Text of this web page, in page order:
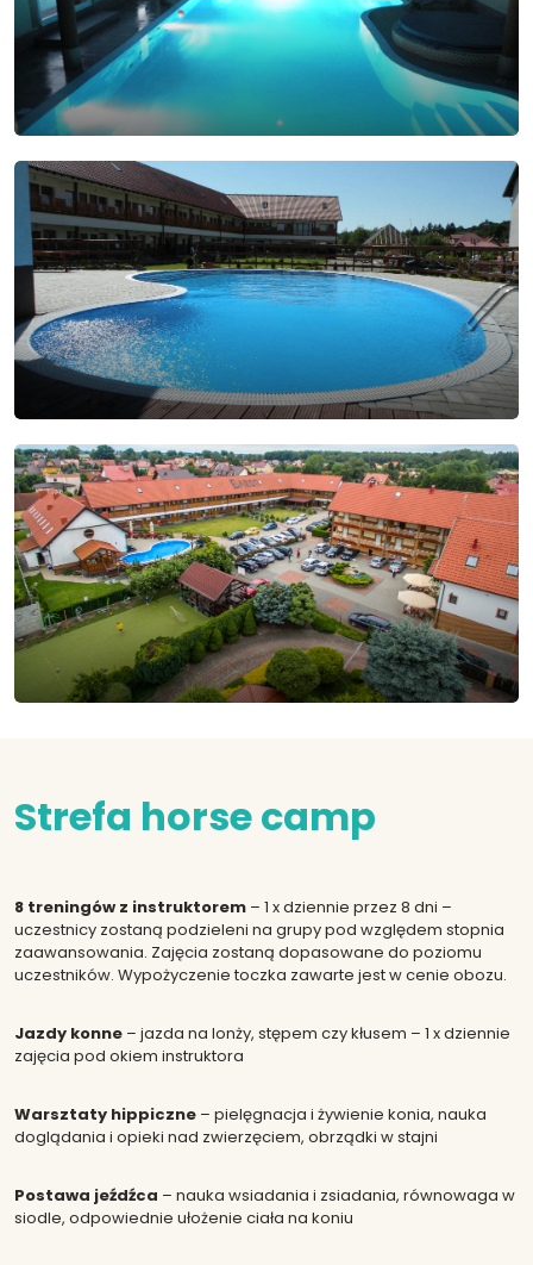
Strefa horse camp
8 treningów z instruktorem – 1 x dziennie przez 8 dni –
uczestnicy zostaną podzieleni na grupy pod względem stopnia
zaawansowania. Zajęcia zostaną dopasowane do poziomu
uczestników. Wypożyczenie toczka zawarte jest w cenie obozu.
Jazdy konne – jazda na lonży, stępem czy kłusem – 1 x dziennie
zajęcia pod okiem instruktora
Warsztaty hippiczne – pielęgnacja i żywienie konia, nauka
doglądania i opieki nad zwierzęciem, obrządki w stajni
Postawa jeźdźca – nauka wsiadania i zsiadania, równowaga w
siodle, odpowiednie ułożenie ciała na koniu